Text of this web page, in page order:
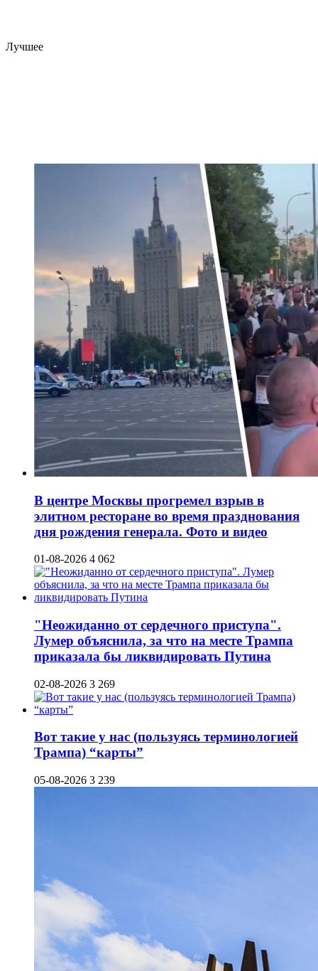
Лучшее
В центре Москвы прогремел взрыв в
элитном ресторане во время празднования
дня рождения генерала. Фото и видео
01-08-2026 4 062
"Неожиданно от сердечного приступа".
Лумер объяснила, за что на месте Трампа
приказала бы ликвидировать Путина
02-08-2026 3 269
Вот такие у нас (пользуясь терминологией
Трампа) “карты”
05-08-2026 3 239